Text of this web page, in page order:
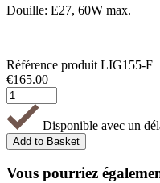
Douille: E27, 60W max.
Référence produit LIG155-F
€165.00
Disponible avec un
Vous pourriez